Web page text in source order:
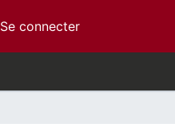
Se connecter(current)